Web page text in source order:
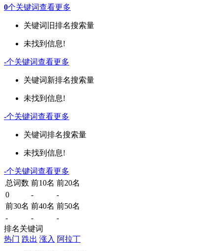
0个关键词查看更多
关键词 旧排名搜索量
未找到信息!
-个关键词查看更多
关键词新排名搜索量
未找到信息!
-个关键词查看更多
关键词排名搜索量
未找到信息!
-个关键词查看更多
总词数 前10名 前20名
0
-
-
前30名 前40名 前50名
-
-
-
排名关键词
热门 跌出 涨入 阿拉丁